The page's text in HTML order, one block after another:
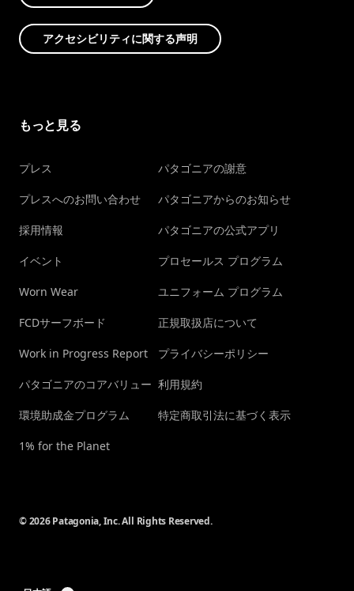
アクセシビリティに関する声明
もっと見る
プレス
プレスへのお問い合わせ
採用情報
イベント
Worn Wear
FCDサーフボード
Work in Progress Report
パタゴニアのコアバリュー
環境助成金プログラム
1% for the Planet
パタゴニアの謝意
パタゴニアからのお知らせ
パタゴニアの公式アプリ
プロセールス プログラム
ユニフォーム プログラム
正規取扱店について
プライバシーポリシー
利用規約
特定商取引法に基づく表示
© 2026 Patagonia, Inc. All Rights Reserved.